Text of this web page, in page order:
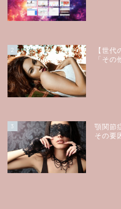
2
【世
「そ
3
顎関節
その